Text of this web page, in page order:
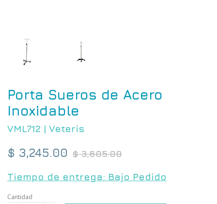
Porta Sueros de Acero
Inoxidable
VML712 | Veteris
Precio
habitual
$ 3,245.00 $ 3,605.00
Tiempo de entrega: Bajo Pedido
Cantidad